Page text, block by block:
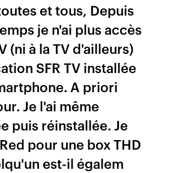
et tous, Depuis
je n'ai plus accès
(ni à la TV d'ailleurs)
SFR TV installée
A priori
Je l'ai même
puis réinstallée. Je
pour une box THD
est-il égalem